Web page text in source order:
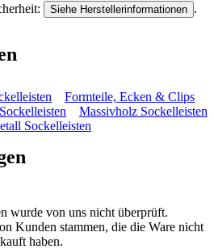
Siehe Herstellerinformationen .
Formteile, Ecken & Clips
Massivholz Sockelleisten
Sockelleisten
wurde von uns nicht überprüft.
Kunden stammen, die die Ware nicht
haben.